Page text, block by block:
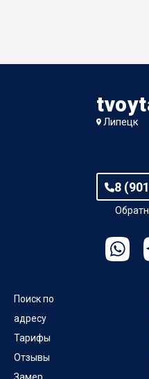
Липецк
8
Поиск по
адресу
Тарифы
Отзывы